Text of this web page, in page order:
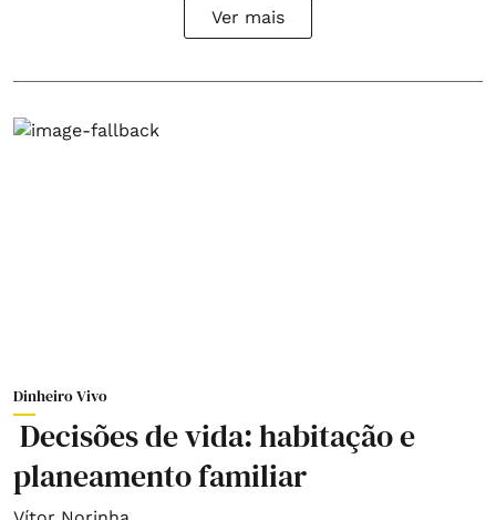
Ver mais
Dinheiro Vivo
Decisões de vida: habitação e
planeamento familiar